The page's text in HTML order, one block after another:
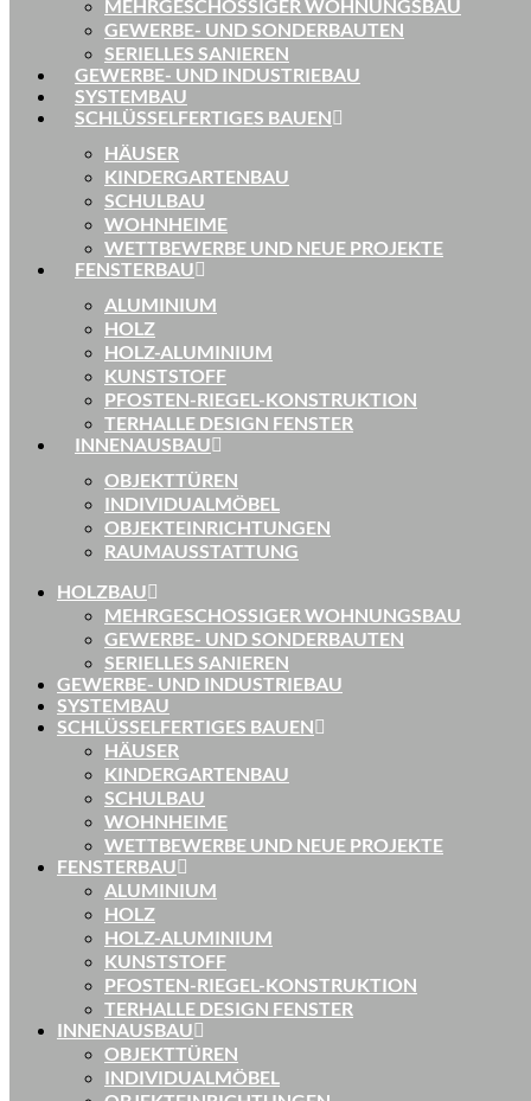
MEHRGESCHOSSIGER WOHNUNGSBAU
GEWERBE- UND SONDERBAUTEN
SERIELLES SANIEREN
GEWERBE- UND INDUSTRIEBAU
SYSTEMBAU
SCHLÜSSELFERTIGES BAUEN
HÄUSER
KINDERGARTENBAU
SCHULBAU
WOHNHEIME
WETTBEWERBE UND NEUE PROJEKTE
FENSTERBAU
ALUMINIUM
HOLZ
HOLZ-ALUMINIUM
KUNSTSTOFF
PFOSTEN-RIEGEL-KONSTRUKTION
TERHALLE DESIGN FENSTER
INNENAUSBAU
OBJEKTTÜREN
INDIVIDUALMÖBEL
OBJEKTEINRICHTUNGEN
RAUMAUSSTATTUNG
HOLZBAU
MEHRGESCHOSSIGER WOHNUNGSBAU
GEWERBE- UND SONDERBAUTEN
SERIELLES SANIEREN
GEWERBE- UND INDUSTRIEBAU
SYSTEMBAU
SCHLÜSSELFERTIGES BAUEN
HÄUSER
KINDERGARTENBAU
SCHULBAU
WOHNHEIME
WETTBEWERBE UND NEUE PROJEKTE
FENSTERBAU
ALUMINIUM
HOLZ
HOLZ-ALUMINIUM
KUNSTSTOFF
PFOSTEN-RIEGEL-KONSTRUKTION
TERHALLE DESIGN FENSTER
INNENAUSBAU
OBJEKTTÜREN
INDIVIDUALMÖBEL